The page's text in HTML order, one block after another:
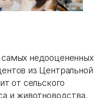
недооцененных
из Центральной
от сельского
и животноводства,